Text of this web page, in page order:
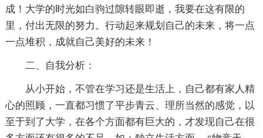
成！大学的时光如白驹过隙转眼即逝，我要在这有限的
里，付出无限的努力。行动起来规划自己的未来，将一点
一点堆积，成就自己美好的未来！
二、自我分析：
从小开始，不管在学习还是生活上，自己都有家人精
心的照顾，一直都习惯了平步青云、理所当然的感觉，以
至于到了大学，在各个方面都有巨大的，才发现自己在很